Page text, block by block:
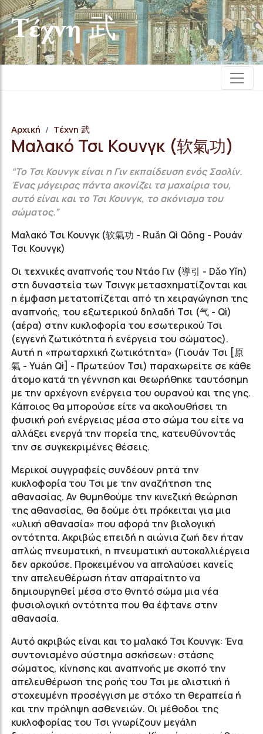
Τέχνη 武
Αρχική Τέχνη 武
Μαλακό Τσι Κουνγκ (软氣功)
“Το Τσι Κουνγκ είναι η Γιν εκπαίδευση ενός Σαολίν.
Ένας μάγειρας πάντα ακονίζει τα μαχαίρια του,
αυτό είναι και το Τσι Κουνγκ, το ακόνισμα του
σώματος.”
Μαλακό Τσι Κουνγκ (软氣功 - Ruǎn Qì Qōng - Ρουάν
Τσι Κουνγκ)
Οι τεχνικές αναπνοής του Ντάο Γιν (導引 - Dǎo Yǐn)
στη δυναστεία των Τσινγκ μετασχηματίζονται και
η έμφαση μετατοπίζεται από τη χειραγώγηση της
αναπνοής, του εξωτερικού δηλαδή Τσι (气 - Qì)
(αέρα) στην κυκλοφορία του εσωτερικού Τσι
(εγγενή ζωτικότητα ή ενέργεια του σώματος).
Αυτή η «πρωταρχική ζωτικότητα» (Γιουάν Τσι [原
氣 - Yuán Qì] - Πρωτεύον Τσι) παραχωρείτε σε κάθε
άτομο κατά τη γέννηση και θεωρήθηκε ταυτόσημη
με την αρχέγονη ενέργεια του ουρανού και της γης.
Κάποιος θα μπορούσε είτε να ακολουθήσει τη
φυσική ροή ενέργειας μέσα στο σώμα του είτε να
αλλάξει ενεργά την πορεία της, κατευθύνοντάς
την σε συγκεκριμένες θέσεις.
Μερικοί συγγραφείς συνδέουν ρητά την
κυκλοφορία του Τσι με την αναζήτηση της
αθανασίας. Αν θυμηθούμε την κινεζική θεώρηση
της αθανασίας, θα δούμε ότι πρόκειται για μια
«υλική αθανασία» που αφορά την βιολογική
οντότητα. Ακριβώς επειδή η αιώνια ζωή δεν ήταν
απλώς πνευματική, η πνευματική αυτοκαλλιέργεια
δεν αρκούσε. Προκειμένου να απολαύσει κανείς
την απελευθέρωση ήταν απαραίτητο να
δημιουργηθεί μέσα στο θνητό σώμα μια νέα
φυσιολογική οντότητα που θα έφτανε στην
αθανασία.
Αυτό ακριβώς είναι και το μαλακό Τσι Κουνγκ: Ένα
συντονισμένo σύστημα ασκήσεων: στάσης
σώματος, κίνησης και αναπνοής με σκοπό την
απελευθέρωση της ροής του Τσι με ολιστική ή
στοχευμένη προσέγγιση με στόχο τη θεραπεία ή
και την πρόληψη ασθενειών. Οι μέθοδοι της
κυκλοφορίας του Τσι γνωρίζουν μεγάλη